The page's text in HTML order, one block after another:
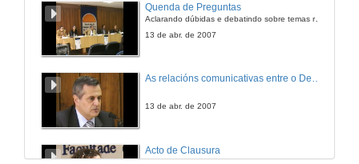
Quenda de Preguntas
Aclarando dúbidas e debatindo sobre temas relacionados
13 de abr. de 2007
As relacións comunicativas entre o Departamento, Decanato e Reitoría
13 de abr. de 2007
Acto de Clausura